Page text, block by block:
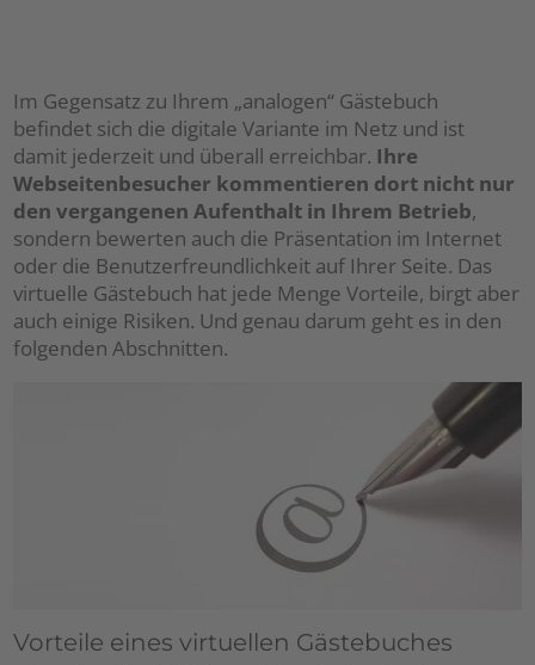
Im Gegensatz zu Ihrem „analogen“ Gästebuch
befindet sich die digitale Variante im Netz und ist
damit jederzeit und überall erreichbar. Ihre
Webseitenbesucher kommentieren dort nicht nur
den vergangenen Aufenthalt in Ihrem Betrieb,
sondern bewerten auch die Präsentation im Internet
oder die Benutzerfreundlichkeit auf Ihrer Seite. Das
virtuelle Gästebuch hat jede Menge Vorteile, birgt aber
auch einige Risiken. Und genau darum geht es in den
folgenden Abschnitten.
Vorteile eines virtuellen Gästebuches